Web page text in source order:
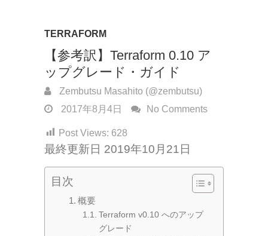
TERRAFORM
【参考訳】Terraform 0.10 ア
ップグレード・ガイド
Zembutsu Masahito (@zembutsu)
2017年8月4日
No Comments
Post Views: 628
最終更新日 2019年10月21日
目次
概要
Terraform v0.10 へのアップ
グレード